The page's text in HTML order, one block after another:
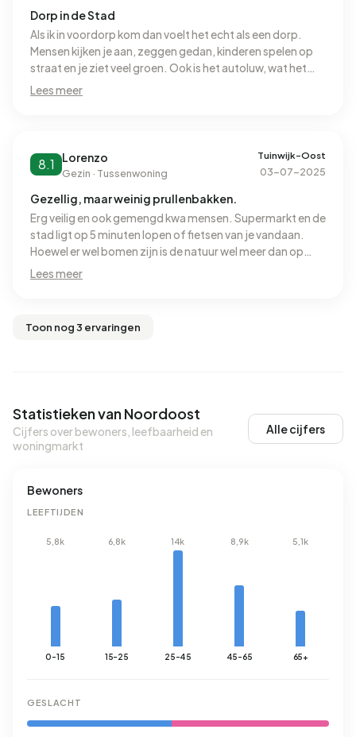
Dorp in de Stad
Als ik in voordorp kom dan voelt het echt als een dorp.
Mensen kijken je aan, zeggen gedan, kinderen spelen op
straat en je ziet veel groen. Ook is het autoluw, wat het
lekker rustig maakt op straat! Een keer was er wel een
vind. Mijn kamer zit aan de stoep zowat en ik heb echt
nooit last van iemand. Ook kom ik uit een dorp en was ik
jet totaal niet dus dat is echt top.
Lees meer
8.1 Lorenzo
Gezin · Tussenwoning
Tuinwijk-Oost
03-07-2025
Gezellig, maar weinig prullenbakken.
Erg veilig en ook gemengd kwa mensen. Supermarkt en de
stad ligt op 5 minuten lopen of fietsen van je vandaan.
Hoewel er wel bomen zijn is de natuur wel meer dan op
andere plekken maar nog te weinig.
Lees meer
Toon nog 3 ervaringen
Statistieken van Noordoost
Cijfers over bewoners, leefbaarheid en
woningmarkt
Alle cijfers
Bewoners
LEEFTIJDEN
5,8k
0-15
6,8k
15-25
14k
25-45
8,9k
45-65
5,1k
65+
GESLACHT